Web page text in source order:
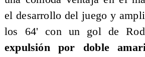
el desarrollo del juego y
los 64' con un gol de
expulsión por doble